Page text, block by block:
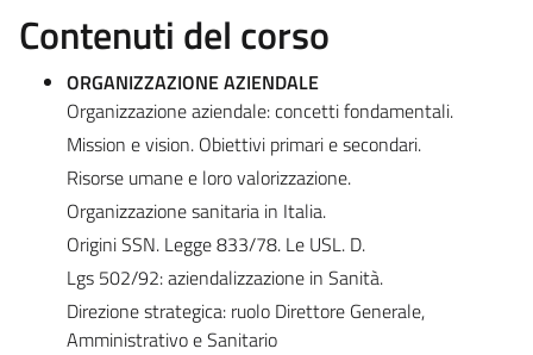
Contenuti del corso
ORGANIZZAZIONE AZIENDALE
Organizzazione aziendale: concetti fondamentali.
Mission e vision. Obiettivi primari e secondari.
Risorse umane e loro valorizzazione.
Organizzazione sanitaria in Italia.
Origini SSN. Legge 833/78. Le USL. D.
Lgs 502/92: aziendalizzazione in Sanità.
Direzione strategica: ruolo Direttore Generale,
Amministrativo e Sanitario